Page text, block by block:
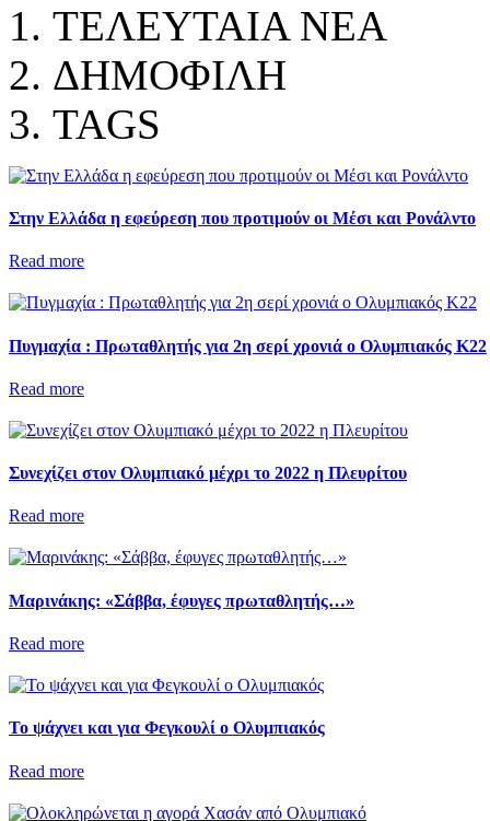
ΤΕΛΕΥΤΑΙΑ ΝΕΑ
ΔΗΜΟΦΙΛΗ
TAGS
Στην Ελλάδα η εφεύρεση που προτιμούν οι Μέσι και Ρονάλντο
Read more
Πυγμαχία : Πρωταθλητής για 2η σερί χρονιά ο Ολυμπιακός Κ22
Read more
Συνεχίζει στον Ολυμπιακό μέχρι το 2022 η Πλευρίτου
Read more
Μαρινάκης: «Σάββα, έφυγες πρωταθλητής…»
Read more
Το ψάχνει και για Φεγκουλί ο Ολυμπιακός
Read more